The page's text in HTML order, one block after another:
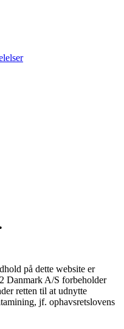
på dette website er
Danmark A/S forbeholder
retten til at udnytte
jf. ophavsretslovens